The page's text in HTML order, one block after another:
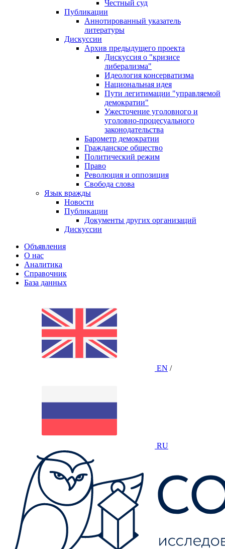
Честный суд
Публикации
Аннотированный указатель
литературы
Дискуссии
Архив предыдущего проекта
Дискуссия о "кризисе
либерализма"
Идеология консерватизма
Национальная идея
Пути легитимации "управляемой
демократии"
Ужесточение уголовного и
уголовно-процесуального
законодательства
Барометр демократии
Гражданское общество
Политический режим
Право
Революция и оппозиция
Свобода слова
Язык вражды
Новости
Публикации
Документы других организаций
Дискуссии
Объявления
О нас
Аналитика
Справочник
База данных
EN /
RU